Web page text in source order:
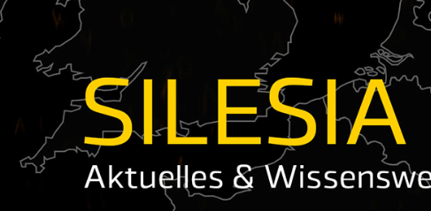
Zum
Inhalt
springen